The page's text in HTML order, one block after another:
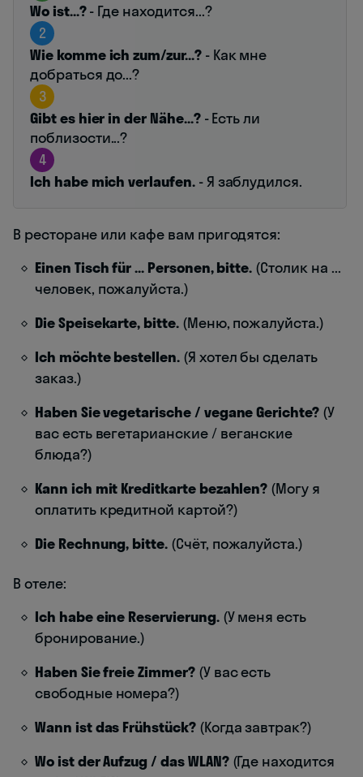
Wo ist...?- Где находится...?
2
Wie komme ich zum/zur...?- Как мне
добраться до...?
3
Gibt es hier in der Nähe...?- Есть ли
поблизости...?
4
Ich habe mich verlaufen.- Я заблудился.
В ресторане или кафе вам пригодятся:
Einen Tisch für ... Personen, bitte. (Столик на ...
человек, пожалуйста.)
Die Speisekarte, bitte.(Меню, пожалуйста.)
Ich möchte bestellen.(Я хотел бы сделать
заказ.)
Haben Sie vegetarische / vegane Gerichte?(У
вас есть вегетарианские / веганские
блюда?)
Kann ich mit Kreditkarte bezahlen? (Могу я
оплатить кредитной картой?)
Die Rechnung, bitte. (Счёт, пожалуйста.)
В отеле:
Ich habe eine Reservierung.(У меня есть
бронирование.)
Haben Sie freie Zimmer?(У вас есть
свободные номера?)
Wann ist das Frühstück?(Когда завтрак?)
Wo ist der Aufzug / das WLAN?(Где находится